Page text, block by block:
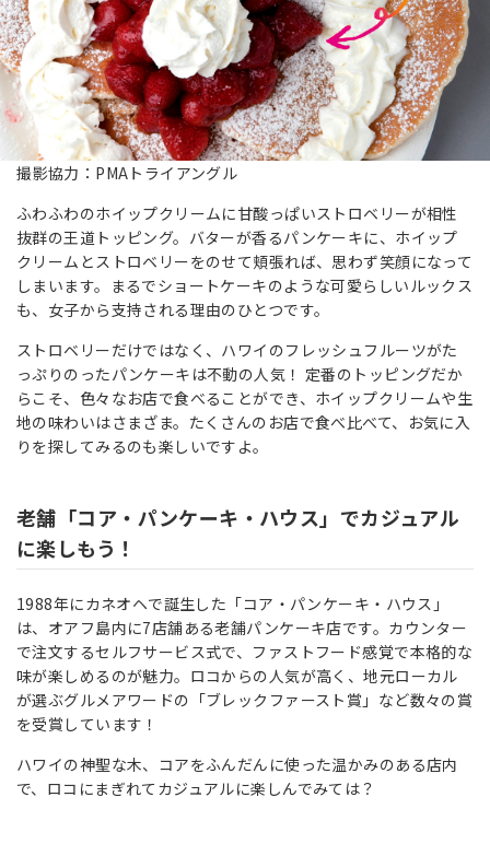
撮影協力：PMAトライアングル
ふわふわのホイップクリームに甘酸っぱいストロベリーが相性
抜群の王道トッピング。バターが香るパンケーキに、ホイップ
クリームとストロベリーをのせて頬張れば、思わず笑顔になって
しまいます。まるでショートケーキのような可愛らしいルックス
も、女子から支持される理由のひとつです。
ストロベリーだけではなく、ハワイのフレッシュフルーツがた
っぷりのったパンケーキは不動の人気！ 定番のトッピングだか
らこそ、色々なお店で食べることができ、ホイップクリームや生
地の味わいはさまざま。たくさんのお店で食べ比べて、お気に入
りを探してみるのも楽しいですよ。
老舗「コア・パンケーキ・ハウス」でカジュアル
に楽しもう！
1988年にカネオヘで誕生した「コア・パンケーキ・ハウス」
は、オアフ島内に7店舗ある老舗パンケーキ店です。カウンター
で注文するセルフサービス式で、ファストフード感覚で本格的な
味が楽しめるのが魅力。ロコからの人気が高く、地元ローカル
が選ぶグルメアワードの「ブレックファースト賞」など数々の賞
を受賞しています！
ハワイの神聖な木、コアをふんだんに使った温かみのある店内
で、ロコにまぎれてカジュアルに楽しんでみては？